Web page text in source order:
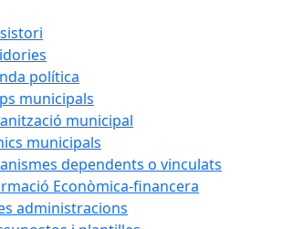
política
municipals
municipal
municipals
dependents o vinculats
Econòmica-financera
administracions